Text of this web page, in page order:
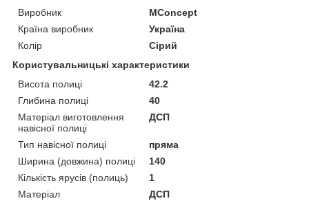
Виробник
MConcept
Країна виробник
Україна
Колір
Сірий
Користувальницькі характеристики
Висота полиці
42.2
Глибина полиці
40
Матеріал виготовлення
навісної полиці
ДСП
Тип навісної полиці
пряма
Ширина (довжина) полиці
140
Кількість ярусів (полиць)
1
Матеріал
ДСП